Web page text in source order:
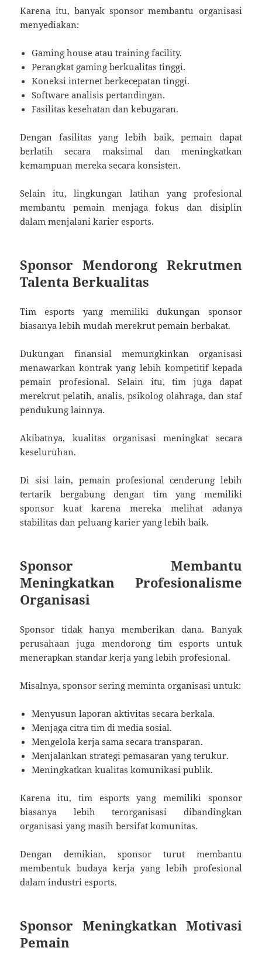
Karena itu, banyak sponsor membantu organisasi
menyediakan:
Gaming house atau training facility.
Perangkat gaming berkualitas tinggi.
Koneksi internet berkecepatan tinggi.
Software analisis pertandingan.
Fasilitas kesehatan dan kebugaran.
Dengan fasilitas yang lebih baik, pemain dapat
berlatih secara maksimal dan meningkatkan
kemampuan mereka secara konsisten.
Selain itu, lingkungan latihan yang profesional
membantu pemain menjaga fokus dan disiplin
dalam menjalani karier esports.
Sponsor Mendorong Rekrutmen
Talenta Berkualitas
Tim esports yang memiliki dukungan sponsor
biasanya lebih mudah merekrut pemain berbakat.
Dukungan finansial memungkinkan organisasi
menawarkan kontrak yang lebih kompetitif kepada
pemain profesional. Selain itu, tim juga dapat
merekrut pelatih, analis, psikolog olahraga, dan staf
pendukung lainnya.
Akibatnya, kualitas organisasi meningkat secara
keseluruhan.
Di sisi lain, pemain profesional cenderung lebih
tertarik bergabung dengan tim yang memiliki
sponsor kuat karena mereka melihat adanya
stabilitas dan peluang karier yang lebih baik.
Sponsor Membantu
Meningkatkan Profesionalisme
Organisasi
Sponsor tidak hanya memberikan dana. Banyak
perusahaan juga mendorong tim esports untuk
menerapkan standar kerja yang lebih profesional.
Misalnya, sponsor sering meminta organisasi untuk:
Menyusun laporan aktivitas secara berkala.
Menjaga citra tim di media sosial.
Mengelola kerja sama secara transparan.
Menjalankan strategi pemasaran yang terukur.
Meningkatkan kualitas komunikasi publik.
Karena itu, tim esports yang memiliki sponsor
biasanya lebih terorganisasi dibandingkan
organisasi yang masih bersifat komunitas.
Dengan demikian, sponsor turut membantu
membentuk budaya kerja yang lebih profesional
dalam industri esports.
Sponsor Meningkatkan Motivasi
Pemain